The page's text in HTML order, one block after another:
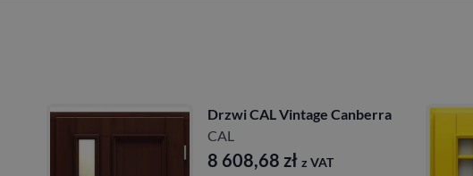
Vintage Canberra
Drzwi CAL Vintage
10 589,40